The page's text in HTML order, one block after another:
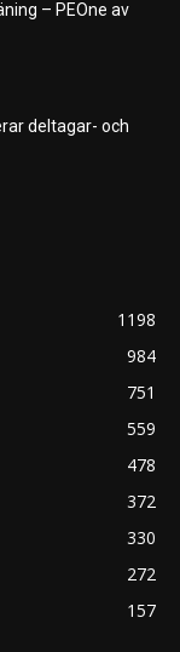
– PEOne av
deltagar- och
1198
984
751
559
478
372
330
272
157